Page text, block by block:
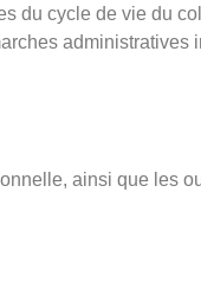
du cycle de vie du
administratives
ainsi que les